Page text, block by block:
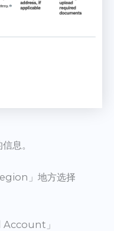
息。
」地方选择
Account」